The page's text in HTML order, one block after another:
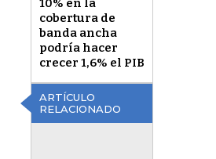
10% en la
cobertura de
banda ancha
podría hacer
crecer 1,6% el PIB
ARTÍCULO
RELACIONADO